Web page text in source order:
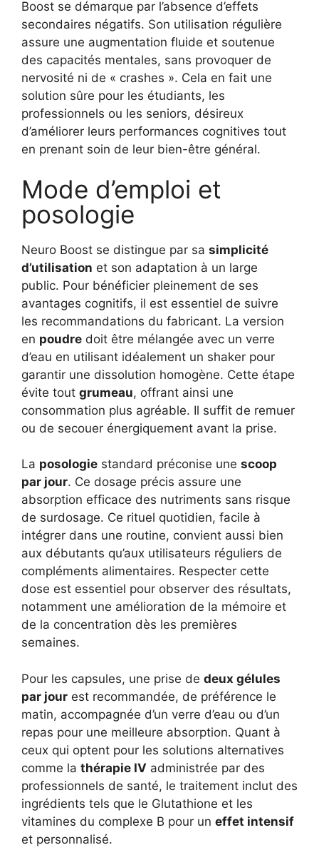
Boost se démarque par l’absence d’effets
secondaires négatifs. Son utilisation régulière
assure une augmentation fluide et soutenue
des capacités mentales, sans provoquer de
nervosité ni de « crashes ». Cela en fait une
solution sûre pour les étudiants, les
professionnels ou les seniors, désireux
d’améliorer leurs performances cognitives tout
en prenant soin de leur bien-être général.
Mode d’emploi et
posologie
Neuro Boost se distingue par sa simplicité
d’utilisation et son adaptation à un large
public. Pour bénéficier pleinement de ses
avantages cognitifs, il est essentiel de suivre
les recommandations du fabricant. La version
en poudre doit être mélangée avec un verre
d’eau en utilisant idéalement un shaker pour
garantir une dissolution homogène. Cette étape
évite tout grumeau, offrant ainsi une
consommation plus agréable. Il suffit de remuer
ou de secouer énergiquement avant la prise.
La posologie standard préconise une scoop
par jour. Ce dosage précis assure une
absorption efficace des nutriments sans risque
de surdosage. Ce rituel quotidien, facile à
intégrer dans une routine, convient aussi bien
aux débutants qu’aux utilisateurs réguliers de
compléments alimentaires. Respecter cette
dose est essentiel pour observer des résultats,
notamment une amélioration de la mémoire et
de la concentration dès les premières
semaines.
Pour les capsules, une prise de deux gélules
par jour est recommandée, de préférence le
matin, accompagnée d’un verre d’eau ou d’un
repas pour une meilleure absorption. Quant à
ceux qui optent pour les solutions alternatives
comme la thérapie IV administrée par des
professionnels de santé, le traitement inclut des
ingrédients tels que le Glutathione et les
vitamines du complexe B pour un effet intensif
et personnalisé.